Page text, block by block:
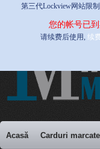
第三代Lockview网站限
您的帐号已到
请续费后使用, 续
Acasă Carduri marcate